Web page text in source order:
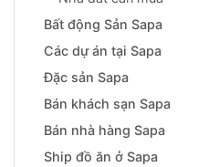
Bất động Sản Sapa
Các dự án tại Sapa
Đặc sản Sapa
Bán khách sạn Sapa
Bán nhà hàng Sapa
Ship đồ ăn ở Sapa